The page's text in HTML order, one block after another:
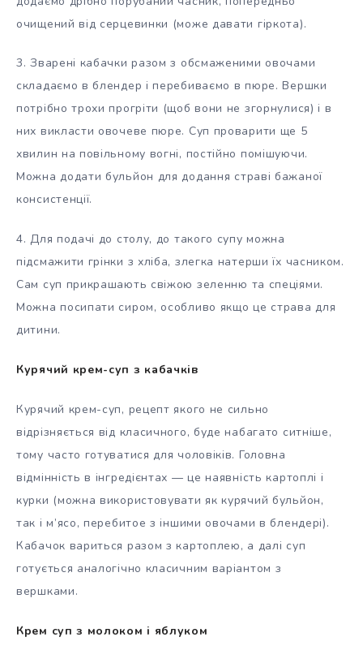
очищений від серцевинки (може давати гіркота).
3. Зварені кабачки разом з обсмаженими овочами
складаємо в блендер і перебиваємо в пюре. Вершки
потрібно трохи прогріти (щоб вони не згорнулися) і в
них викласти овочеве пюре. Суп проварити ще 5
хвилин на повільному вогні, постійно помішуючи.
Можна додати бульйон для додання страві бажаної
консистенції.
4. Для подачі до столу, до такого супу можна
підсмажити грінки з хліба, злегка натерши їх часником.
Сам суп прикрашають свіжою зеленню та спеціями.
Можна посипати сиром, особливо якщо це страва для
дитини.
Курячий крем-суп з кабачків
Курячий крем-суп, рецепт якого не сильно
відрізняється від класичного, буде набагато ситніше,
тому часто готуватися для чоловіків. Головна
відмінність в інгредієнтах — це наявність картоплі і
курки (можна використовувати як курячий бульйон,
так і м’ясо, перебитое з іншими овочами в блендері).
Кабачок вариться разом з картоплею, а далі суп
готується аналогічно класичним варіантом з
вершками.
Крем суп з молоком і яблуком